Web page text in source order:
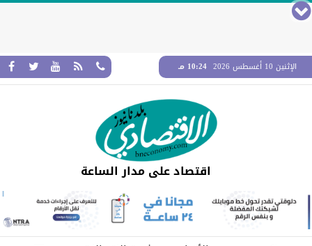
الإثنين 10 أغسطس 2026 10:24 مـ
اقتصاد على مدار الساعة